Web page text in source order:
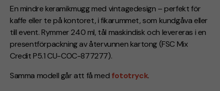
En mindre keramikmugg med vintagedesign – perfekt för
kaffe eller te på kontoret, i fikarummet, som kundgåva eller
till event. Rymmer 240 ml, tål maskindisk och levereras i en
presentförpackning av återvunnen kartong (FSC Mix
Credit P5.1 CU-COC-877277).
Samma modell går att få med fototryck.